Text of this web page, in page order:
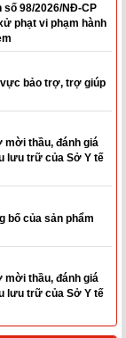
số 98/2026/NĐ-CP
phạt vi phạm hành
vực bảo trợ, trợ giúp
mời thầu, đánh giá
lưu trữ của Sở Y tế
bố của sản phẩm
mời thầu, đánh giá
lưu trữ của Sở Y tế